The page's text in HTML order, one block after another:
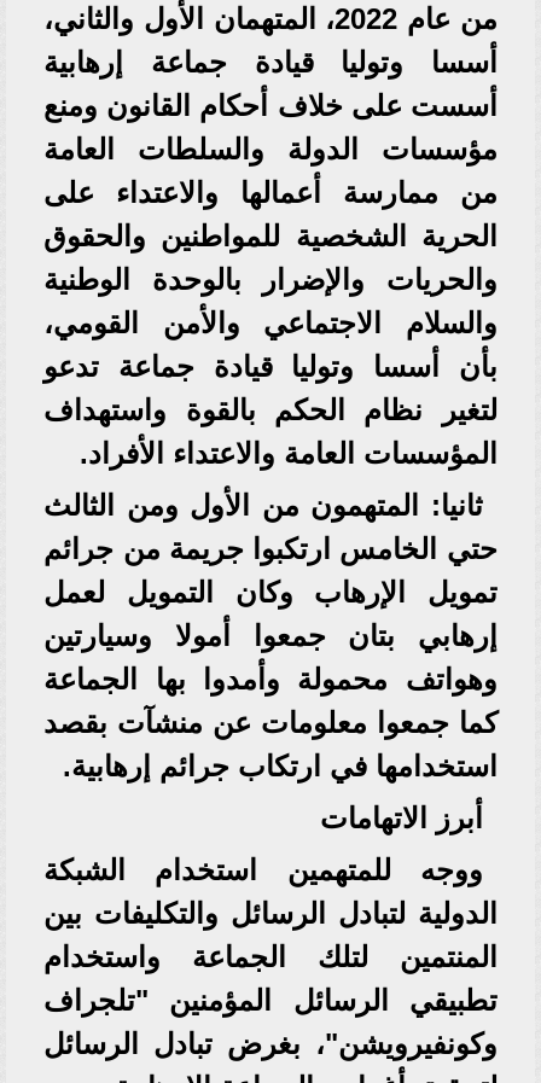
من عام 2022، المتهمان الأول والثاني،
أسسا وتوليا قيادة جماعة إرهابية
أسست على خلاف أحكام القانون ومنع
مؤسسات الدولة والسلطات العامة
من ممارسة أعمالها والاعتداء على
الحرية الشخصية للمواطنين والحقوق
والحريات والإضرار بالوحدة الوطنية
والسلام الاجتماعي والأمن القومي،
بأن أسسا وتوليا قيادة جماعة تدعو
لتغير نظام الحكم بالقوة واستهداف
المؤسسات العامة والاعتداء الأفراد.
ثانيا: المتهمون من الأول ومن الثالث
حتي الخامس ارتكبوا جريمة من جرائم
تمويل الإرهاب وكان التمويل لعمل
إرهابي بتان جمعوا أمولا وسيارتين
وهواتف محمولة وأمدوا بها الجماعة
كما جمعوا معلومات عن منشآت بقصد
استخدامها في ارتكاب جرائم إرهابية.
أبرز الاتهامات
ووجه للمتهمين استخدام الشبكة
الدولية لتبادل الرسائل والتكليفات بين
المنتمين لتلك الجماعة واستخدام
تطبيقي الرسائل المؤمنين "تلجراف
وكونفيرويشن"، بغرض تبادل الرسائل